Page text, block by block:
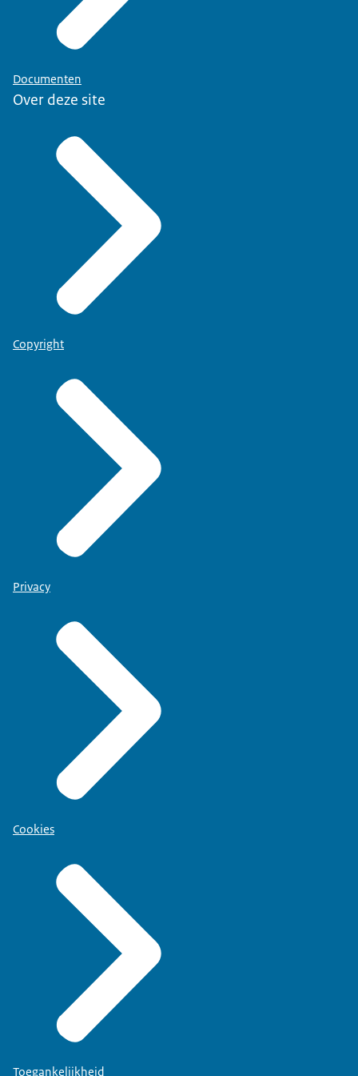
Documenten
Over deze site
Copyright
Privacy
Cookies
Toegankelijkheid